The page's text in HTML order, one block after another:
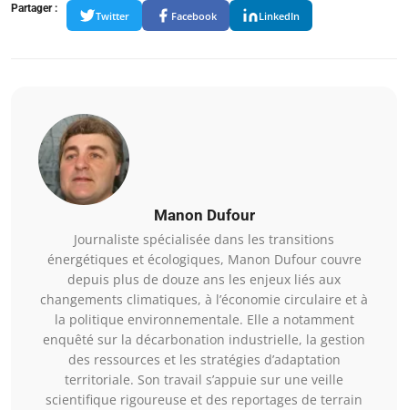
Partager :
Twitter Facebook LinkedIn
Manon Dufour
Journaliste spécialisée dans les transitions
énergétiques et écologiques, Manon Dufour couvre
depuis plus de douze ans les enjeux liés aux
changements climatiques, à l’économie circulaire et à
la politique environnementale. Elle a notamment
enquêté sur la décarbonation industrielle, la gestion
des ressources et les stratégies d’adaptation
territoriale. Son travail s’appuie sur une veille
scientifique rigoureuse et des reportages de terrain